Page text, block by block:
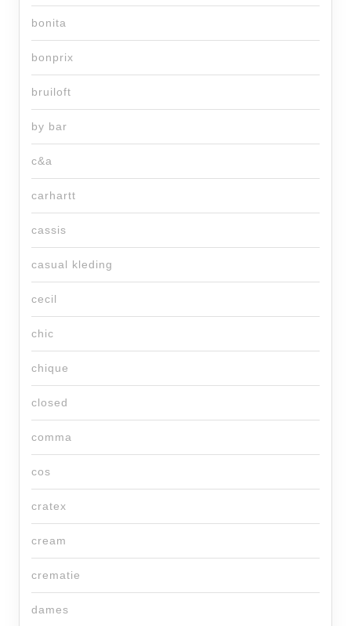
bonita
bonprix
bruiloft
by bar
c&a
carhartt
cassis
casual kleding
cecil
chic
chique
closed
comma
cos
cratex
cream
crematie
dames